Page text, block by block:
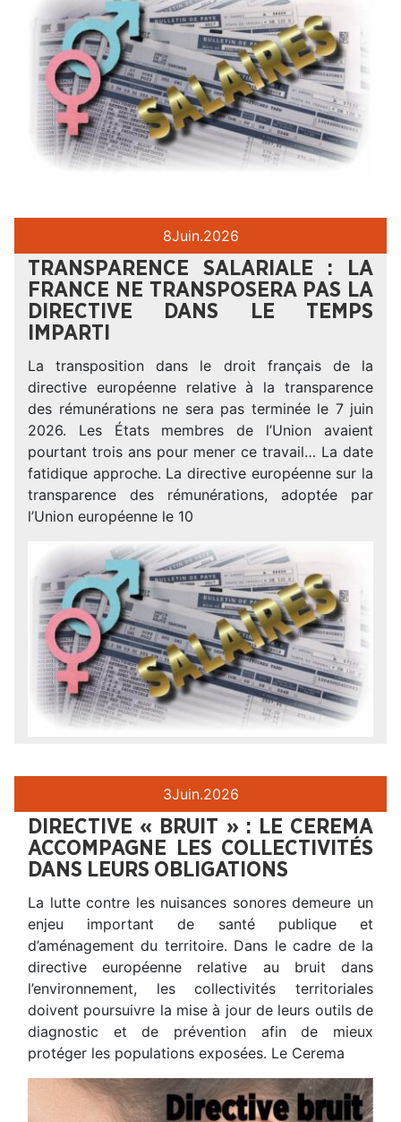
8Juin.2026
TRANSPARENCE SALARIALE : LA
FRANCE NE TRANSPOSERA PAS LA
DIRECTIVE DANS LE TEMPS
IMPARTI
La transposition dans le droit français de la
directive européenne relative à la transparence
des rémunérations ne sera pas terminée le 7 juin
2026. Les États membres de l’Union avaient
pourtant trois ans pour mener ce travail… La date
fatidique approche. La directive européenne sur la
transparence des rémunérations, adoptée par
l’Union européenne le 10
3Juin.2026
DIRECTIVE « BRUIT » : LE CEREMA
ACCOMPAGNE LES COLLECTIVITÉS
DANS LEURS OBLIGATIONS
La lutte contre les nuisances sonores demeure un
enjeu important de santé publique et
d’aménagement du territoire. Dans le cadre de la
directive européenne relative au bruit dans
l’environnement, les collectivités territoriales
doivent poursuivre la mise à jour de leurs outils de
diagnostic et de prévention afin de mieux
protéger les populations exposées. Le Cerema